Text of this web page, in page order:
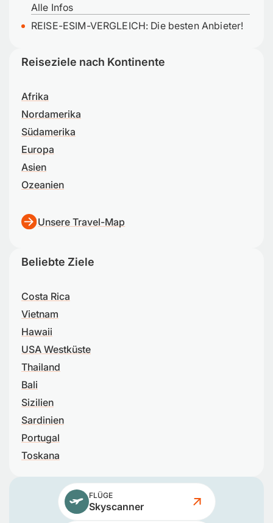
Alle Infos
REISE-ESIM-VERGLEICH: Die besten Anbieter!
Reiseziele nach Kontinente
Afrika
Nordamerika
Südamerika
Europa
Asien
Ozeanien
Unsere Travel-Map
Beliebte Ziele
Costa Rica
Vietnam
Hawaii
USA Westküste
Thailand
Bali
Sizilien
Sardinien
Portugal
Toskana
FLÜGE
Skyscanner